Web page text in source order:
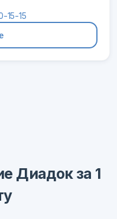
15-15
Диадок за 1